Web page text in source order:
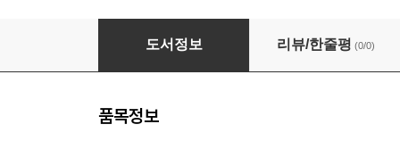
Survival of the Friendliest: Understanding
도서정보 리뷰/한줄평 (0/0)
품목정보